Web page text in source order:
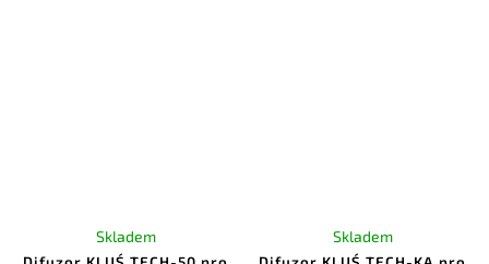
Skladem Skladem